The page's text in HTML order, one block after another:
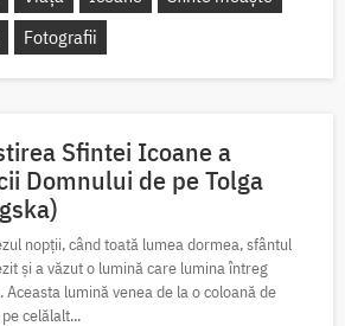
Fotografii
Sfintei Icoane a
Domnului de pe Tolga
nopții, când toată lumea dormea, sfântul
și a văzut o lumină care lumina întreg
Aceasta lumină venea de la o coloană de
celălalt...